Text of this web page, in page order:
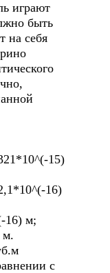
играют
быть
на себя
15)
16)
16) м;
м.
с